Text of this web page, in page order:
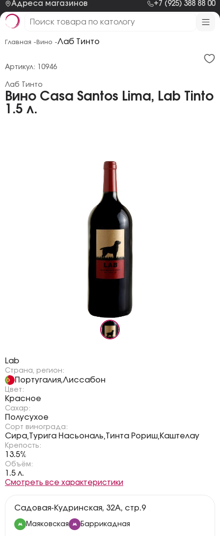
Адреса магазинов +7 (925) 388 88 00
Главная - Вино -Лаб Тинто
Вино Casa Santos Lima, Lab Tinto
1.5 л.
Лаб Тинто
Артикул: 10946
Lab
Страна, регион:
Португалия,Лиссабон
Цвет:
Красное
Сахар:
Полусухое
Сорт винограда:
Сира,Турига Насьональ,Тинта Рориш,Каштелау
Крепость:
13.5%
Объём:
1.5 л.
Смотреть все характеристики
Садовая-Кудринская, 32А, стр.9
Маяковская Баррикадная